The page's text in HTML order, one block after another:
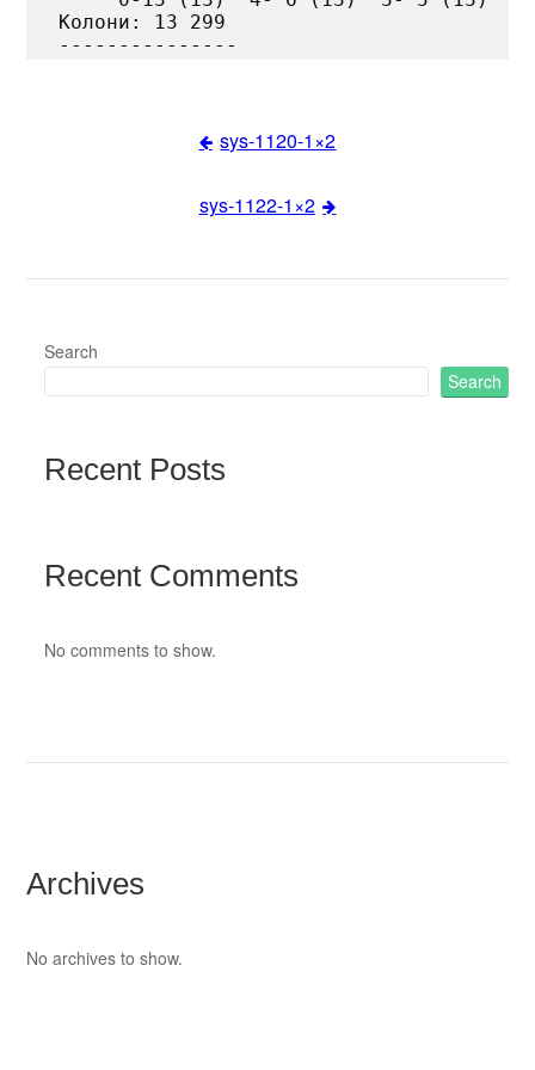
Колони: 13 299
sys-1120-1×2
sys-1122-1×2
Search
Search
Recent Posts
Recent Comments
No comments to show.
Archives
No archives to show.